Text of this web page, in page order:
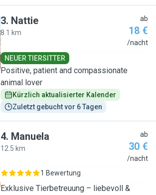
3. Nattie
8.1 km
ab
18 €
/nacht
NEUER TIERSITTER
Positive, patient and compassionate
animal lover
Kürzlich aktualisierter Kalender
Zuletzt gebucht vor 6 Tagen
4. Manuela
12.5 km
ab
30 €
/nacht
1 Bewertung
Exklusive Tierbetreuung – liebevoll &